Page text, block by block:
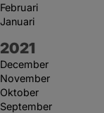
Februari
Januari
År:
2021
December
November
Oktober
September